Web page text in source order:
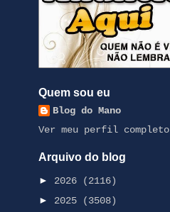
Quem sou eu
Blog do Mano
Ver meu perfil completo
Arquivo do blog
► 2026
(2116)
► 2025
(3508)